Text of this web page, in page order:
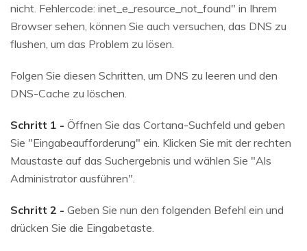
nicht. Fehlercode: inet_e_resource_not_found" in Ihrem
Browser sehen, können Sie auch versuchen, das DNS zu
flushen, um das Problem zu lösen.
Folgen Sie diesen Schritten, um DNS zu leeren und den
DNS-Cache zu löschen.
Schritt 1 - Öffnen Sie das Cortana-Suchfeld und geben
Sie "Eingabeaufforderung" ein. Klicken Sie mit der rechten
Maustaste auf das Suchergebnis und wählen Sie "Als
Administrator ausführen".
Schritt 2 - Geben Sie nun den folgenden Befehl ein und
drücken Sie die Eingabetaste.